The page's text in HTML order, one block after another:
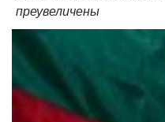
преувеличены